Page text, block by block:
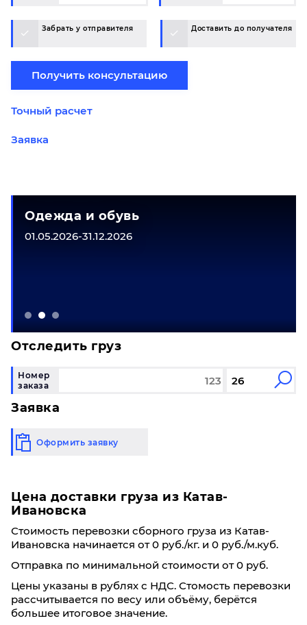
Забрать у отправителя Доставить до получателя
Получить консультацию
Точный расчет
Заявка
Одежда и обувь
01.05.2026-31.12.2026
Отследить груз
Номер
заказа
Заявка
Оформить заявку
Цена доставки груза из Катав-
Ивановска
Стоимость перевозки сборного груза из Катав-
Ивановска начинается от 0 руб./кг. и 0 руб./м.куб.
Отправка по минимальной стоимости от 0 руб.
Цены указаны в рублях с НДС. Стомость перевозки
рассчитывается по весу или объёму, берётся
большее итоговое значение.